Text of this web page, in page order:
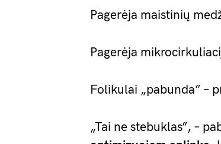
Pagerėja maistinių
Pagerėja
Folikulai „pabunda” –
„Tai ne stebuklas”, –